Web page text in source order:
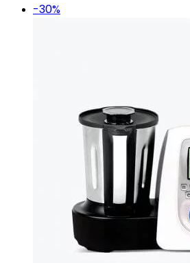
-30%